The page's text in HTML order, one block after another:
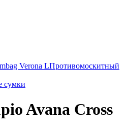
Verona LПротивомоскитный
сумки
Avana Cross